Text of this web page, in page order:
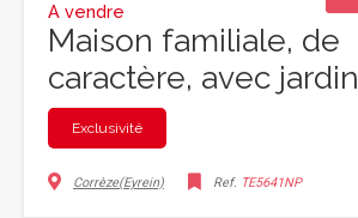
A vendre
Maison familiale, de
caractère, avec jardin
Exclusivité
Corrèze(Eyrein) Ref. TE5641NP